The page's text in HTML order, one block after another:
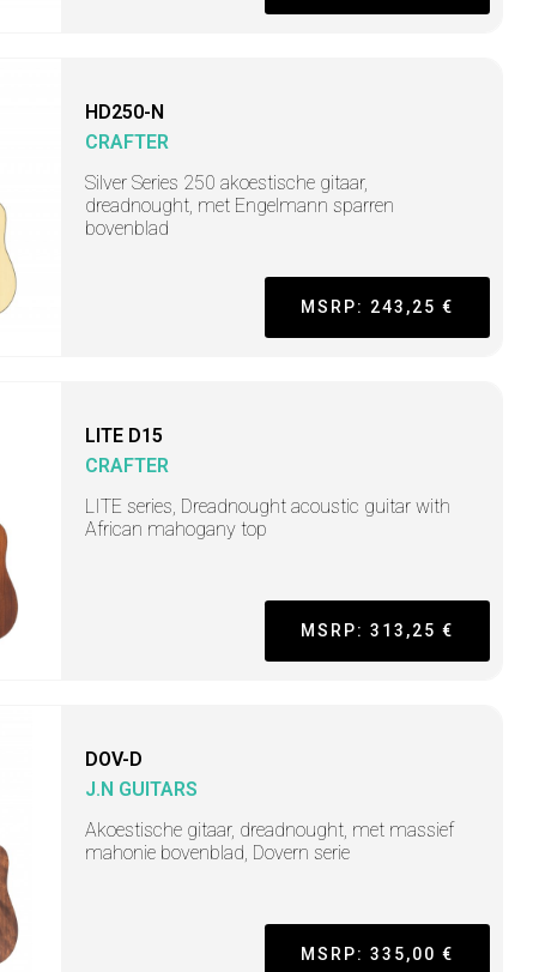
HD250-N
CRAFTER
Silver Series 250 akoestische gitaar,
dreadnought, met Engelmann sparren
bovenblad
MSRP: 243,25 €
LITE D15
CRAFTER
LITE series, Dreadnought acoustic guitar with
African mahogany top
MSRP: 313,25 €
DOV-D
J.N GUITARS
Akoestische gitaar, dreadnought, met massief
mahonie bovenblad, Dovern serie
MSRP: 335,00 €